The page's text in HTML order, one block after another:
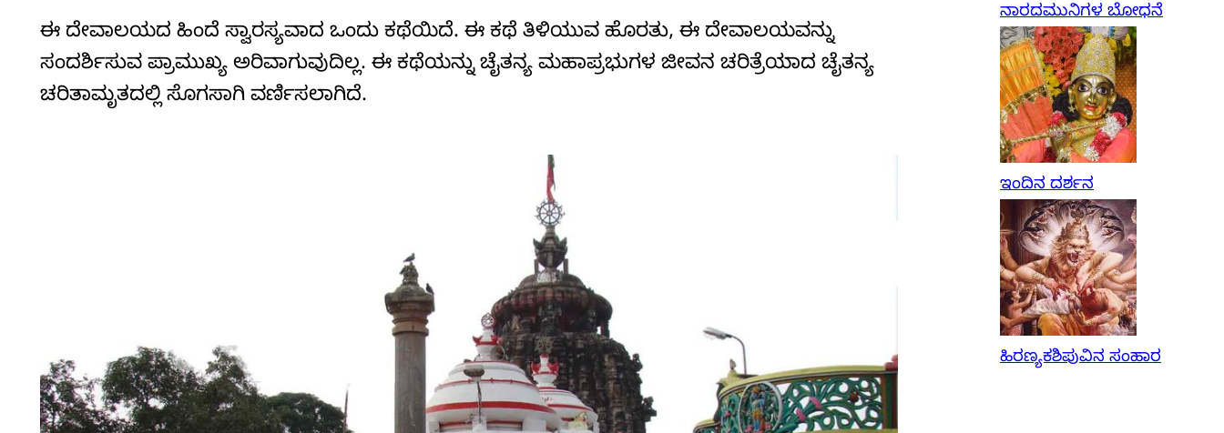
ಈ ದೇವಾಲಯದ ಹಿಂದೆ ಸ್ವಾರಸ್ಯವಾದ ಒಂದು ಕಥೆಯಿದೆ. ಈ ಕಥೆ ತಿಳಿಯುವ ಹೊರತು, ಈ ದೇವಾಲಯವನ್ನು
ಸಂದರ್ಶಿಸುವ ಪ್ರಾಮುಖ್ಯ ಅರಿವಾಗುವುದಿಲ್ಲ. ಈ ಕಥೆಯನ್ನು ಚೈತನ್ಯ ಮಹಾಪ್ರಭುಗಳ ಜೀವನ ಚರಿತ್ರೆಯಾದ ಚೈತನ್ಯ
ಚರಿತಾಮೃತದಲ್ಲಿ ಸೊಗಸಾಗಿ ವರ್ಣಿಸಲಾಗಿದೆ.
ನಾರದಮುನಿಗಳ ಬೋಧನೆ
ಇಂದಿನ ದರ್ಶನ
ಹಿರಣ್ಯಕಶಿಪುವಿನ ಸಂಹಾರ